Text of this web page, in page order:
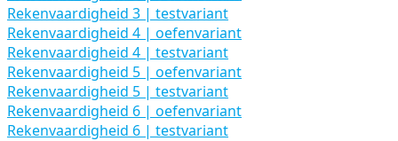
Rekenvaardigheid 3 | testvariant
Rekenvaardigheid 4 | oefenvariant
Rekenvaardigheid 4 | testvariant
Rekenvaardigheid 5 | oefenvariant
Rekenvaardigheid 5 | testvariant
Rekenvaardigheid 6 | oefenvariant
Rekenvaardigheid 6 | testvariant